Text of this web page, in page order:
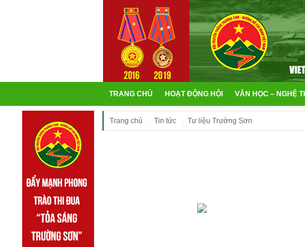
TRANG CHỦ HOẠT ĐỘNG HỘI VĂN HỌC – NGHỆ
Trang chủ Tin tức Tư liệu Trường Sơn